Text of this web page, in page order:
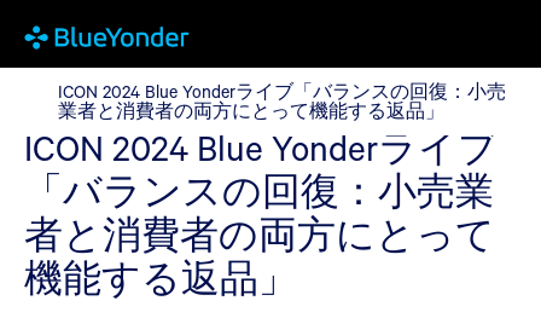
ICON 2024 Blue Yonderライブ「バランスの回復：小売
ICON 2024 Blue Yonderライブ「バランスの回復：小売
業者と消費者の両方にとって機能する返品」
ICON 2024 Blue Yonderライブ
「バランスの回復：小売業
者と消費者の両方にとって
機能する返品」